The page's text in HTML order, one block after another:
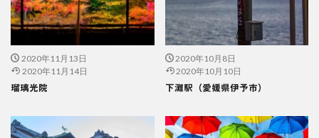
2020年11月13日
2020年11月14日
瑠璃光院
2020年10月8日
2020年10月10日
下灘駅（愛媛県伊予市）